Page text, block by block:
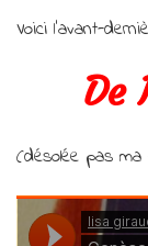
De
en
URSS
Voici l’avant-
De
(désolée pas